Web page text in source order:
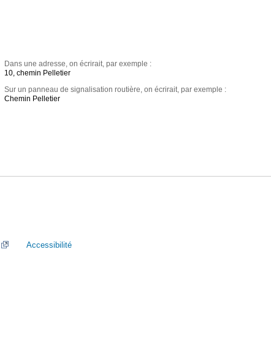
Dans une adresse, on écrirait, par exemple :
10, chemin Pelletier
Sur un panneau de signalisation routière, on écrirait, par exemple :
Chemin Pelletier
Accessibilité